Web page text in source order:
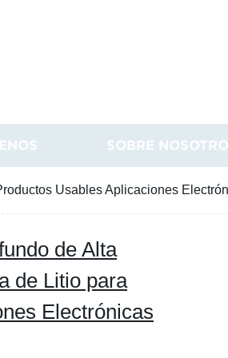
SOBRE
Usables Aplicaciones
de Alta
de Litio para
Electrónicas